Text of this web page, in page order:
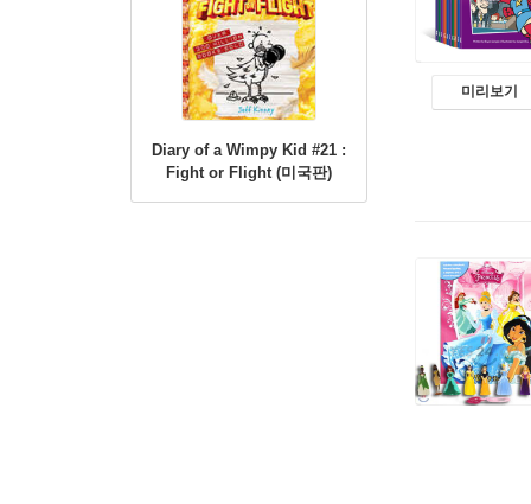
Diary of a Wimpy Kid #21 :
Fight or Flight (미국판)
미리보기